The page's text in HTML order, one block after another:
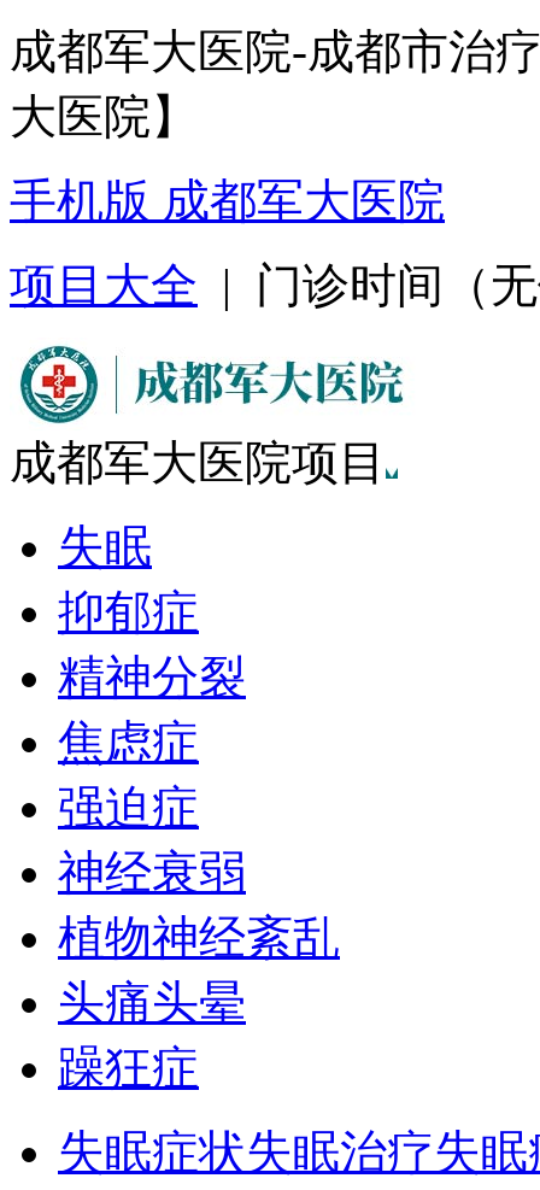
成都军大医院-成都市治
大医院】
手机版 成都军大医院
项目大全 | 门诊时间（
成都军大医院项目
失眠
抑郁症
精神分裂
焦虑症
强迫症
神经衰弱
植物神经紊乱
头痛头晕
躁狂症
失眠症状失眠治疗失